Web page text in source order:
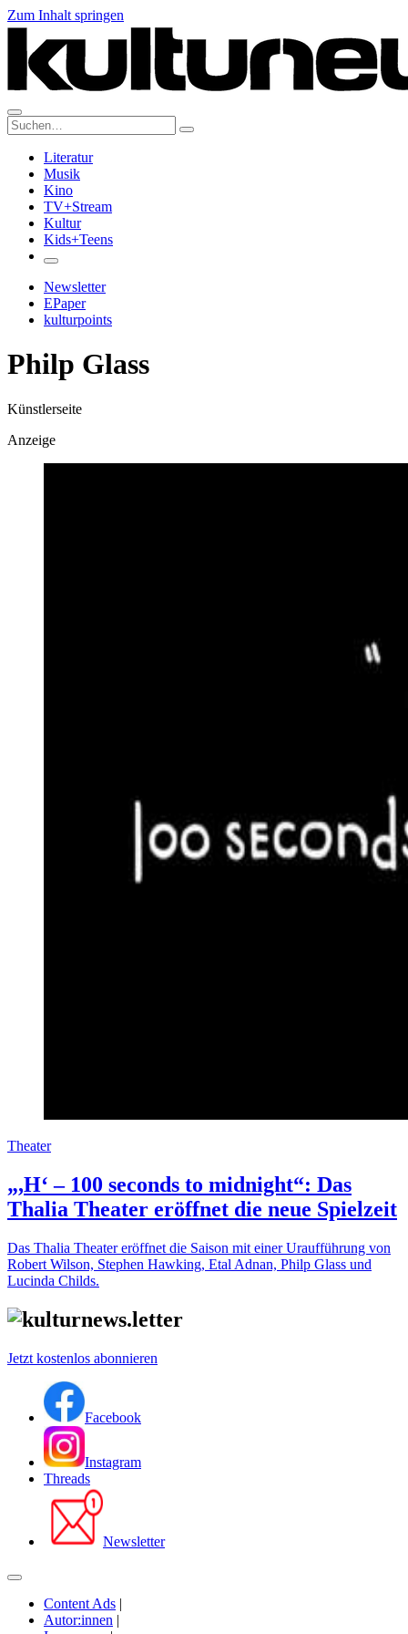
Zum Inhalt springen
Suche:
Literatur
Musik
Kino
TV+Stream
Kultur
Kids+Teens
Newsletter
EPaper
kulturpoints
Philp Glass
Künstlerseite
Anzeige
Theater
„,H‘ – 100 seconds to midnight“: Das
Thalia Theater eröffnet die neue Spielzeit
Das Thalia Theater eröffnet die Saison mit einer Uraufführung von
Robert Wilson, Stephen Hawking, Etal Adnan, Philp Glass und
Lucinda Childs.
Jetzt kostenlos abonnieren
Facebook
Instagram
Threads
Newsletter
Content Ads |
Autor:innen |